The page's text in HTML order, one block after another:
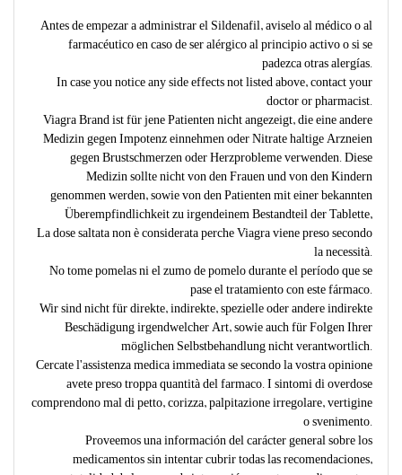
Antes de empezar a administrar el Sildenafil, aviselo al médico o al
farmacéutico en caso de ser alérgico al principio activo o si se
padezca otras alergías.
In case you notice any side effects not listed above, contact your
doctor or pharmacist.
Viagra Brand ist für jene Patienten nicht angezeigt, die eine andere
Medizin gegen Impotenz einnehmen oder Nitrate haltige Arzneien
gegen Brustschmerzen oder Herzprobleme verwenden. Diese
Medizin sollte nicht von den Frauen und von den Kindern
genommen werden, sowie von den Patienten mit einer bekannten
Überempfindlichkeit zu irgendeinem Bestandteil der Tablette,
La dose saltata non è considerata perche Viagra viene preso secondo
la necessità.
No tome pomelas ni el zumo de pomelo durante el período que se
pase el tratamiento con este fármaco.
Wir sind nicht für direkte, indirekte, spezielle oder andere indirekte
Beschädigung irgendwelcher Art, sowie auch für Folgen Ihrer
möglichen Selbstbehandlung nicht verantwortlich.
Cercate l'assistenza medica immediata se secondo la vostra opinione
avete preso troppa quantità del farmaco. I sintomi di overdose
comprendono mal di petto, corizza, palpitazione irregolare, vertigine
o svenimento.
Proveemos una información del carácter general sobre los
medicamentos sin intentar cubrir todas las recomendaciones,